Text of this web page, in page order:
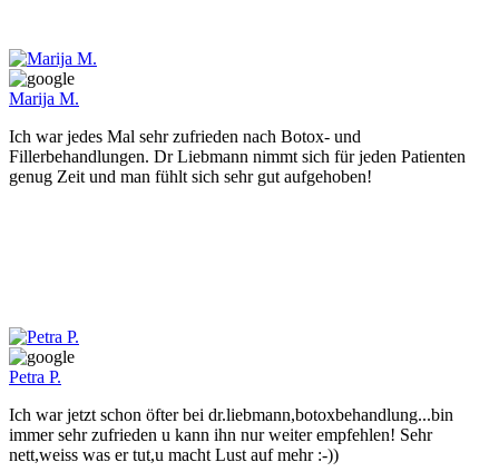
Marija M.
Ich war jedes Mal sehr zufrieden nach Botox- und
Fillerbehandlungen. Dr Liebmann nimmt sich für jeden Patienten
genug Zeit und man fühlt sich sehr gut aufgehoben!
Petra P.
Ich war jetzt schon öfter bei dr.liebmann,botoxbehandlung...bin
immer sehr zufrieden u kann ihn nur weiter empfehlen! Sehr
nett,weiss was er tut,u macht Lust auf mehr :-))